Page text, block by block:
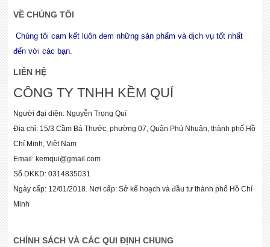
VỀ CHÚNG TÔI
Chúng tôi cam kết luôn đem những sản phẩm và dịch vụ tốt nhất
đến với các bạn.
LIÊN HỆ
CÔNG TY TNHH KỀM QUÍ
Người đại diện: Nguyễn Trọng Quí
Địa chỉ: 15/3 Cầm Bá Thước, phường 07, Quận Phú Nhuận, thành phố Hồ
Chí Minh, Việt Nam
Email: kemqui@gmail.com
Số DKKD: 0314835031
Ngày cấp: 12/01/2018. Nơi cấp: Sở kế hoạch và đầu tư thành phố Hồ Chí
Minh
CHÍNH SÁCH VÀ CÁC QUI ĐỊNH CHUNG